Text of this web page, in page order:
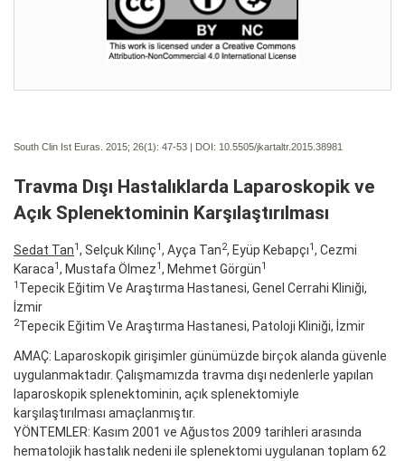
South Clin Ist Euras. 2015; 26(1): 47-53 | DOI: 10.5505/jkartaltr.2015.38981
Travma Dışı Hastalıklarda Laparoskopik ve
Açık Splenektominin Karşılaştırılması
Sedat Tan1, Selçuk Kılınç1, Ayça Tan2, Eyüp Kebapçı1, Cezmi
Karaca1, Mustafa Ölmez1, Mehmet Görgün1
1 Tepecik Eğitim Ve Araştırma Hastanesi, Genel Cerrahi Kliniği,
İzmir
2Tepecik Eğitim Ve Araştırma Hastanesi, Patoloji Kliniği, İzmir
AMAÇ: Laparoskopik girişimler günümüzde birçok alanda güvenle
uygulanmaktadır. Çalışmamızda travma dışı nedenlerle yapılan
laparoskopik splenektominin, açık splenektomiyle
karşılaştırılması amaçlanmıştır.
YÖNTEMLER: Kasım 2001 ve Ağustos 2009 tarihleri arasında
hematolojik hastalık nedeni ile splenektomi uygulanan toplam 62